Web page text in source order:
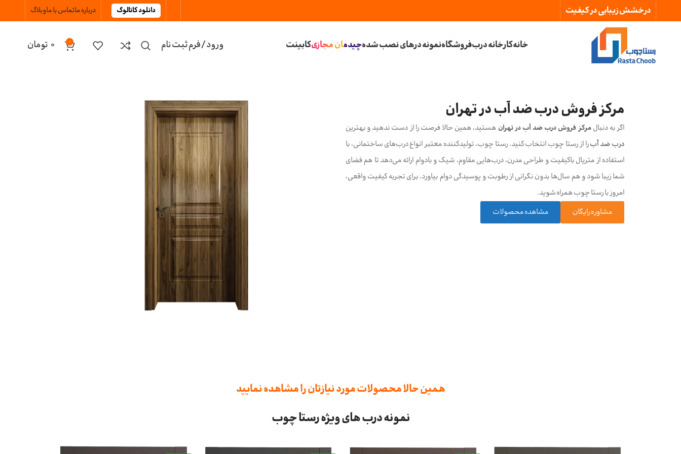
درخشش زیبایی در کیفیت دانلود کاتالوگ درباره ماتماس با ماوبلاگ
خانهکارخانه دربفروشگاهنمونه درهای نصب شدهچیدمان مجازیکابینت ورود / فرم ثبت نام 0 تومان
مرکز فروش درب ضد آب در تهران
اگر به دنبالمرکز فروش درب ضد آب در تهران هستید، همین حالا فرصت را از دست ندهید و بهترین
درب ضد آبرا از رستا چوب انتخاب کنید. رستا چوب، تولیدکننده معتبر انواع درب‌های ساختمانی، با
استفاده از متریال باکیفیت و طراحی مدرن، درب‌هایی مقاوم، شیک و بادوام ارائه می‌دهد تا هم فضای
شما زیبا شود و هم سال‌ها بدون نگرانی از رطوبت و پوسیدگی دوام بیاورد. برای تجربه کیفیت واقعی،
امروز با رستا چوب همراه شوید.
مشاوره رایگان
مشاهده محصولات
همین حالا محصولات مورد نیازتان را مشاهده نمایید
نمونه درب های ویژه رستا چوب